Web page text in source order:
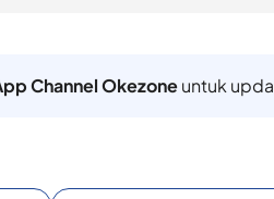
Channel Okezoneuntuk